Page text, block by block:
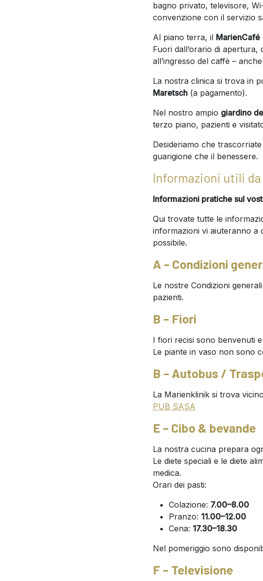
bagno privato, televisore,
convenzione con il servizio
Al piano terra, il MarienCafé
Fuori dall’orario di
all’ingresso del caffè –
La nostra clinica si trova in
Maretsch (a pagamento).
Nel nostro ampio giardino
terzo piano, pazienti e
Desideriamo che
guarigione che il benessere.
Informazioni utili da
Informazioni pratiche sul
Qui trovate tutte le
informazioni vi aiuteranno a
possibile.
A – Condizioni
Le nostre Condizioni
pazienti.
B – Fiori
I fiori recisi sono benvenuti
Le piante in vaso non sono
B – Autobus /
La Marienklinik si trova
PUB SASA
E – Cibo & bevande
La nostra cucina prepara
Le diete speciali e le diete
medica.
Orari dei pasti:
Colazione: 7.00–8.00
Pranzo: 11.00–12.00
Cena: 17.30–18.30
Nel pomeriggio sono
F – Televisione